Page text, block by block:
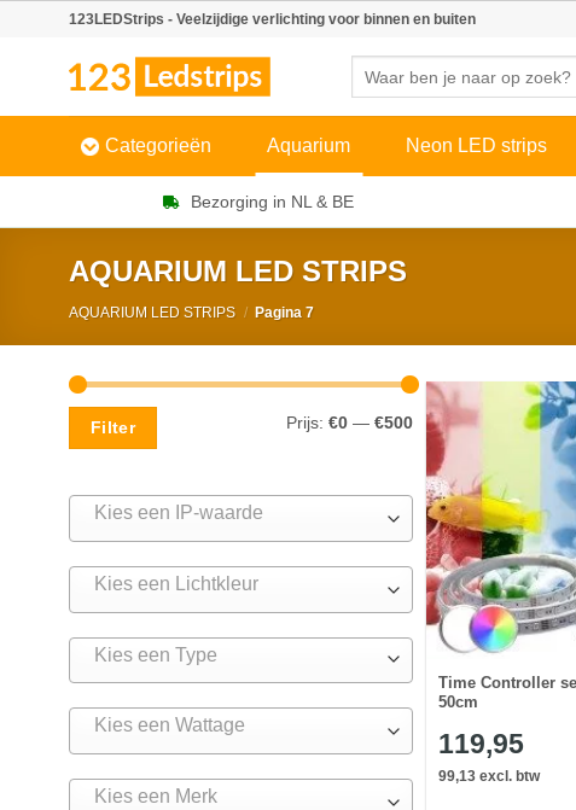
123LEDStrips - Veelzijdige verlichting voor binnen en buiten
Categorieën Aquarium Neon LED strips
Bezorging in NL & BE
AQUARIUM LED STRIPS
AQUARIUM LED STRIPS / Pagina 7
prijs
prijsFilter Prijs: €0 — €500
Kies een IP-waarde
Kies een Lichtkleur
Kies een Type
Kies een Wattage
Kies een Merk
Time Controller
50cm
119,95
99,13 excl. btw